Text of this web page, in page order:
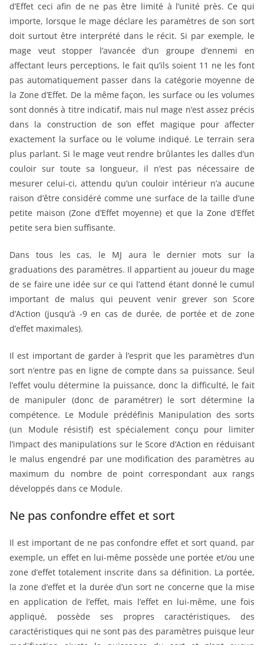
d’Effet ceci afin de ne pas être limité à l’unité près. Ce qui
importe, lorsque le mage déclare les paramètres de son sort
doit surtout être interprété dans le récit. Si par exemple, le
mage veut stopper l’avancée d’un groupe d’ennemi en
affectant leurs perceptions, le fait qu’ils soient 11 ne les font
pas automatiquement passer dans la catégorie moyenne de
la Zone d’Effet. De la même façon, les surface ou les volumes
sont donnés à titre indicatif, mais nul mage n’est assez précis
dans la construction de son effet magique pour affecter
exactement la surface ou le volume indiqué. Le terrain sera
plus parlant. Si le mage veut rendre brûlantes les dalles d’un
couloir sur toute sa longueur, il n’est pas nécessaire de
mesurer celui-ci, attendu qu’un couloir intérieur n’a aucune
raison d’être considéré comme une surface de la taille d’une
petite maison (Zone d’Effet moyenne) et que la Zone d’Effet
petite sera bien suffisante.
Dans tous les cas, le MJ aura le dernier mots sur la
graduations des paramètres. Il appartient au joueur du mage
de se faire une idée sur ce qui l’attend étant donné le cumul
important de malus qui peuvent venir grever son Score
d’Action (jusqu’à -9 en cas de durée, de portée et de zone
d’effet maximales).
Il est important de garder à l’esprit que les paramètres d’un
sort n’entre pas en ligne de compte dans sa puissance. Seul
l’effet voulu détermine la puissance, donc la difficulté, le fait
de manipuler (donc de paramétrer) le sort détermine la
compétence. Le Module prédéfinis Manipulation des sorts
(un Module résistif) est spécialement conçu pour limiter
l’impact des manipulations sur le Score d’Action en réduisant
le malus engendré par une modification des paramètres au
maximum du nombre de point correspondant aux rangs
développés dans ce Module.
Ne pas confondre effet et sort
Il est important de ne pas confondre effet et sort quand, par
exemple, un effet en lui-même possède une portée et/ou une
zone d’effet totalement inscrite dans sa définition. La portée,
la zone d’effet et la durée d’un sort ne concerne que la mise
en application de l’effet, mais l’effet en lui-même, une fois
appliqué, possède ses propres caractéristiques, des
caractéristiques qui ne sont pas des paramètres puisque leur